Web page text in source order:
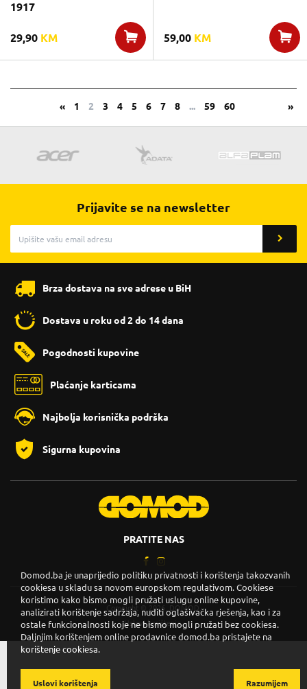
1917
29,90 KM 59,00 KM
« 1 2 3 4 5 6 7 8 ... 59 60 »
Prijavite se na newsletter
Brza dostava na sve adrese u BiH
Dostava u roku od 2 do 14 dana
Pogodnosti kupovine
Plaćanje karticama
Najbolja korisnička podrška
Sigurna kupovina
PRATITE NAS
Copyright © 2026. DOMOD.
Uslovi korištenja.
Domod.ba je unaprijedio politiku privatnosti i korištenja takozvanih
cookiesa u skladu sa novom europskom regulativom. Cookiese
koristimo kako bismo mogli pružati uslugu online kupovine,
analizirati korištenje sadržaja, nuditi oglašivačka rješenja, kao i za
ostale funkcionalnosti koje ne bismo mogli pružati bez cookiesa.
Daljnjim korištenjem online prodavnice domod.ba pristajete na
korištenje cookiesa.
Razumijem
Uslovi korištenja